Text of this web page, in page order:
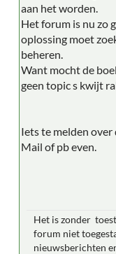
aan het worden.
Het forum is nu zo
oplossing moet
beheren.
Want mocht de
geen topic s kwijt
Iets te melden over
Mail of pb even.
Het is zonder
forum niet
nieuwsberichten